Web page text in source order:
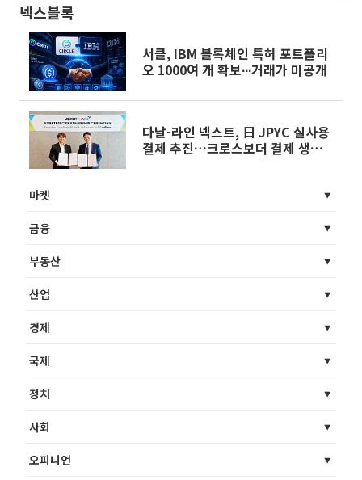
넥스블록
서클, IBM 블록체인 특허 포트폴리
오 1000여 개 확보∙∙∙거래가 미공개
다날-라인 넥스트, 日 JPYC 실사용
결제 추진…크로스보더 결제 생태계
마켓
금융
부동산
산업
경제
국제
정치
사회
오피니언